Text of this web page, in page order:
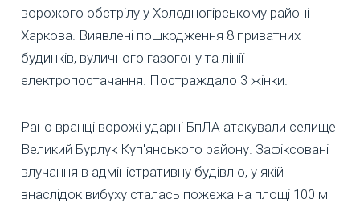
ворожого обстрілу у Холодногірському районі
Харкова. Виявлені пошкодження 8 приватних
будинків, вуличного газогону та лінії
електропостачання. Постраждало 3 жінки.
Рано вранці ворожі ударні БпЛА атакували селище
Великий Бурлук Куп'янського району. Зафіксовані
влучання в адміністративну будівлю, у якій
внаслідок вибуху сталась пожежа на площі 100 м